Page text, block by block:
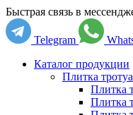
Быстрая связь в
Telegram
Каталог продукции
Плитка
Плитка
Плитка